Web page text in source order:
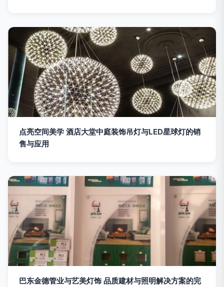
点亮空间美学 酒店大堂中庭装饰吊灯与LED星球灯的销
售与应用
巴东金德管业与艺美灯饰 品质建材与照明解决方案的完